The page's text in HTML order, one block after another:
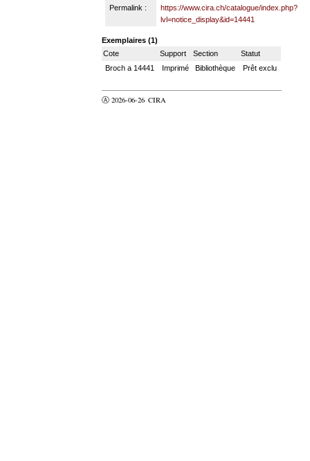
Permalink :
https://www.cira.ch/catalogue/index.php?
lvl=notice_display&id=14441
Exemplaires (1)
Cote
Support Section
Statut
Broch a 14441
Imprimé Bibliothèque Prêt exclu
Ⓐ 2026-06-26 CIRA